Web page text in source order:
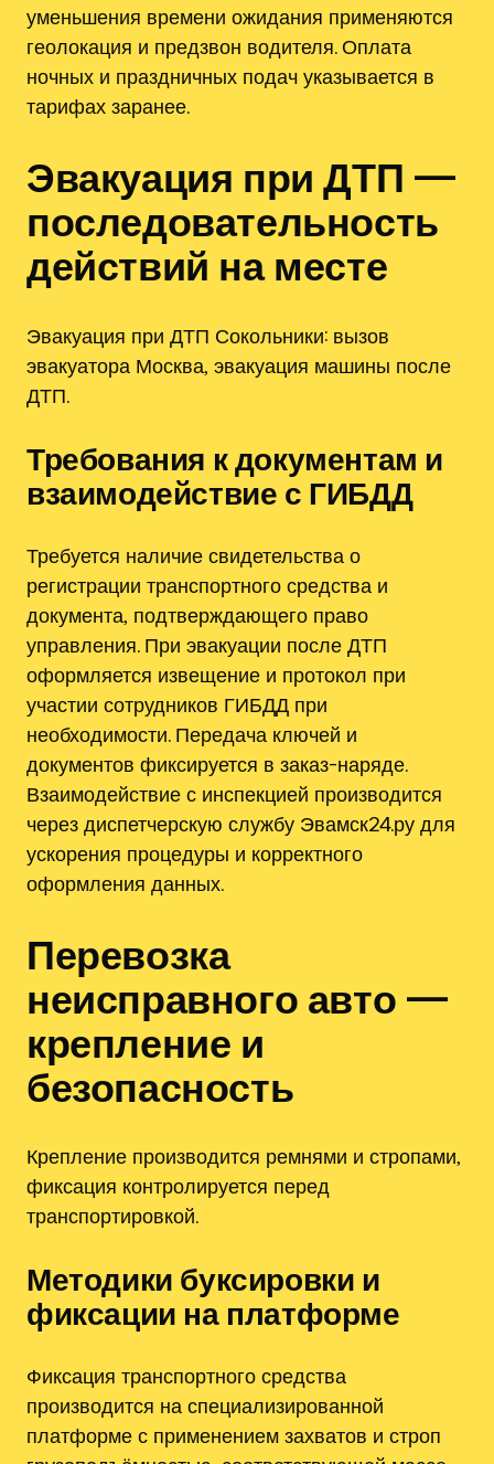
уменьшения времени ожидания применяются
геолокация и предзвон водителя. Оплата
ночных и праздничных подач указывается в
тарифах заранее.
Эвакуация при ДТП —
последовательность
действий на месте
Эвакуация при ДТП Сокольники: вызов
эвакуатора Москва‚ эвакуация машины после
ДТП.
Требования к документам и
взаимодействие с ГИБДД
Требуется наличие свидетельства о
регистрации транспортного средства и
документа‚ подтверждающего право
управления. При эвакуации после ДТП
оформляется извещение и протокол при
участии сотрудников ГИБДД при
необходимости. Передача ключей и
документов фиксируется в заказ-наряде.
Взаимодействие с инспекцией производится
через диспетчерскую службу Эвамск24.ру для
ускорения процедуры и корректного
оформления данных.
Перевозка
неисправного авто —
крепление и
безопасность
Крепление производится ремнями и стропами‚
фиксация контролируется перед
транспортировкой.
Методики буксировки и
фиксации на платформе
Фиксация транспортного средства
производится на специализированной
платформе с применением захватов и строп